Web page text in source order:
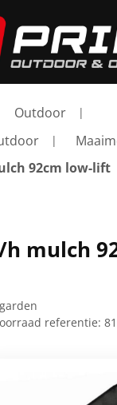
Outdoor
92cm low-lift
h mulch
referentie: